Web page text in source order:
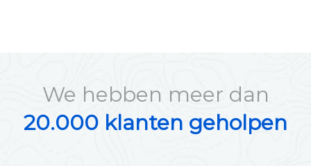
We hebben meer dan
20.000 klanten geholpen